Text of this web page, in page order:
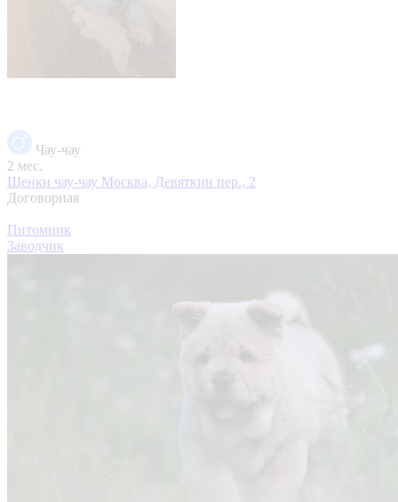
Чау-чау
2 мес.
Щенки чау-чау Москва, Девяткин пер., 2
Договорная
Питомник
Заводчик